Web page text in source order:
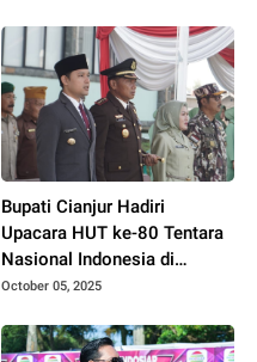
Bupati Cianjur Hadiri
Upacara HUT ke-80 Tentara
Nasional Indonesia di
Makodim Cianjur
October 05, 2025